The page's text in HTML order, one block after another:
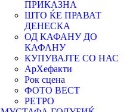
ПРИКАЗНА
ШТО ЌЕ ПРАВАТ
ДЕНЕСКА
ОД КАФАНУ ДО
КАФАНУ
КУПУВАЈТЕ СО НАС
АрХефакти
Рок сцена
ФОТО ВЕСТ
РЕТРО